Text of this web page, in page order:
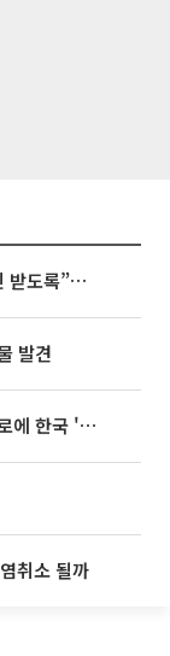
김정관 장관 “반도체 성과급, 주총 승인 받도록”…상법·자본시장법 개정 시사
발견
태풍 '돌핀' 이어 '찬홈' 등장…예상 경로에 한국 '한숨'
취소 될까